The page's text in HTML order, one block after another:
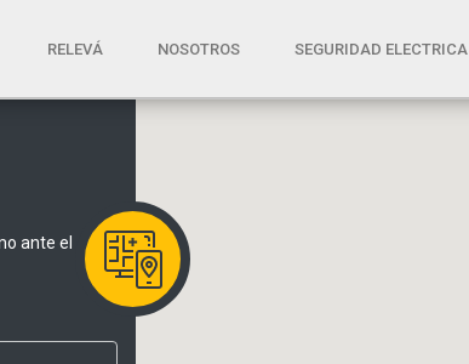
RELEVÁ(current)NOSOTROS SEGURIDAD ELECTRICA
ante el